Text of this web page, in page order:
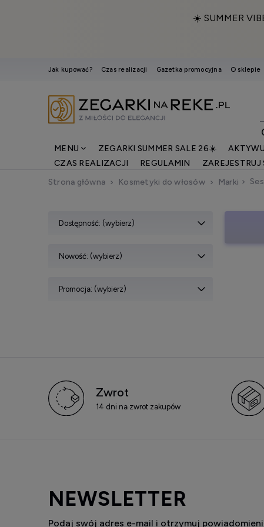
☀️ SUMMER
Jak kupować? Czas realizacji Gazetka promocyjna O sklepie
MENU ZEGARKI SUMMER SALE 26☀️
CZAS REALIZACJI
REGULAMIN
ZAREJESTRUJ
Strona główna
Kosmetyki do włosów Marki
Dostępność: (wybierz)
Nowość: (wybierz)
Promocja: (wybierz)
Zwrot
14 dni na zwrot zakupów
NEWSLETTER
Podaj swój adres e-mail i otrzymuj